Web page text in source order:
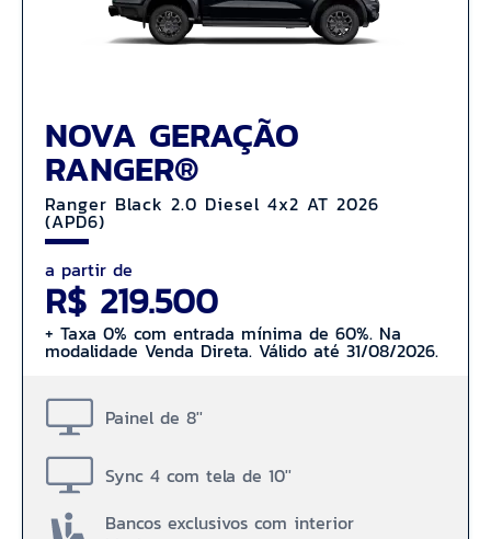
NOVA GERAÇÃO
RANGER®
Ranger Black 2.0 Diesel 4x2 AT 2026
(APD6)
a partir de
R$ 219.500
+ Taxa 0% com entrada mínima de 60%. Na
modalidade Venda Direta. Válido até 31/08/2026.
Painel de 8''
Sync 4 com tela de 10''
Bancos exclusivos com interior